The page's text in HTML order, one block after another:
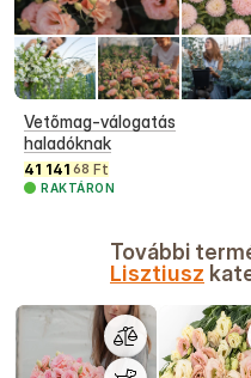
Vetõmag-válogatás
haladóknak
41 141 68 Ft
RAKTÁRON
További
Lisztiusz